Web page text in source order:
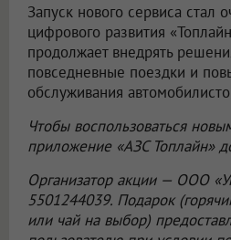
Запуск нового сервиса стал
цифрового развития
продолжает внедрять
повседневные поездки и
обслуживания
Чтобы воспользоваться
приложение «АЗС Топлайн»
Организатор акции — ООО
5501244039. Подарок
или чай на выбор)